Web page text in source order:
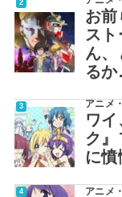
お前
ス
ん
る
アニメ
ワ
ク
に憤
アニメ